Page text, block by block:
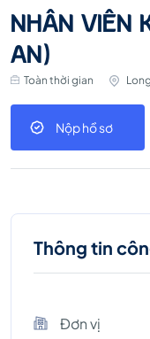
NHÂN VIÊN
AN)
Toàn thời gian
Nộp hồ sơ
Thông tin
Đơn vị